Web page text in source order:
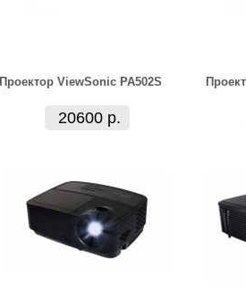
Проектор ViewSonic PA502S
20600 р.